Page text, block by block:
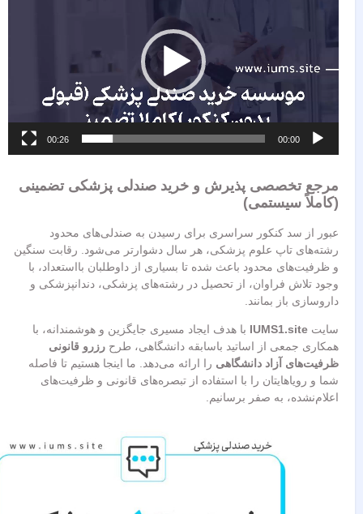
00:00
مرجع تخصصی پذیرش و خرید صندلی پزشکی تضمینی
(کاملاً سیستمی)
عبور از سد کنکور سراسری برای رسیدن به صندلی‌های محدود
رشته‌های تاپ علوم پزشکی، هر سال دشوارتر می‌شود. رقابت سنگین
و ظرفیت‌های محدود باعث شده تا بسیاری از داوطلبان بااستعداد، با
وجود تلاش فراوان، از تحصیل در رشته‌های پزشکی، دندانپزشکی و
داروسازی باز بمانند.
سایتIUMS1.siteبا هدف ایجاد مسیری جایگزین و هوشمندانه، با
همکاری جمعی از اساتید باسابقه دانشگاهی، طرحرزرو قانونی
ظرفیت‌های آزاد دانشگاهیرا ارائه می‌دهد. ما اینجا هستیم تا فاصله
شما و رویاهایتان را با استفاده از تبصره‌های قانونی و ظرفیت‌های
اعلام‌نشده، به صفر برسانیم.